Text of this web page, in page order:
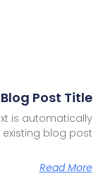
Blog Post Title
is automatically
blog post.
Read More